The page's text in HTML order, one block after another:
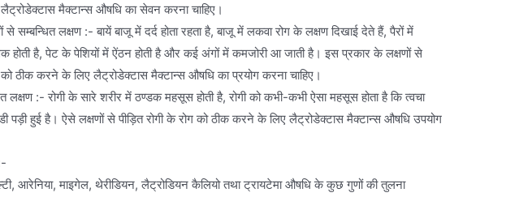
मैक्टान्स औषधि का सेवन करना चाहिए।
से सम्बन्धित लक्षण :- बायें बाजू में दर्द होता रहता है, बाजू में लकवा रोग के लक्षण दिखाई देते हैं, पैरों में
होती है, पेट के पेशियों में ऐंठन होती है और कई अंगों में कमजोरी आ जाती है। इस प्रकार के लक्षणों से
को ठीक करने के लिए लैट्रोडेक्टास मैक्टान्स औषधि का प्रयोग करना चाहिए।
लक्षण :- रोगी के सारे शरीर में ठण्डक महसूस होती है, रोगी को कभी-कभी ऐसा महसूस होता है कि त्वचा
पड़ी हुई है। ऐसे लक्षणों से पीड़ित रोगी के रोग को ठीक करने के लिए लैट्रोडेक्टास मैक्टान्स औषधि उपयोग
आरेनिया, माइगेल, थेरीडियन, लैट्रोडियन कैलियो तथा ट्रायटेमा औषधि के कुछ गुणों की तुलना